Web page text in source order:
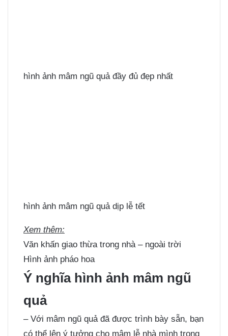
hình ảnh mâm ngũ quả đầy đủ đẹp nhất
hình ảnh mâm ngũ quả dịp lễ tết
Xem thêm:
Văn khấn giao thừa trong nhà – ngoài trời
Hình ảnh pháo hoa
Ý nghĩa hình ảnh mâm ngũ
quả
– Với mâm ngũ quả đã được trình bày sẵn, bạn
có thể lên ý tưởng cho mâm lễ nhà mình trong